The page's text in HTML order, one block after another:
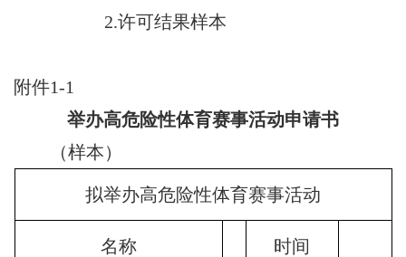
2.许可结果样本
附件1-1
举办高危险性体育赛事活动申请书
（样本）
拟举办高危险性体育赛事活动
名称 时间